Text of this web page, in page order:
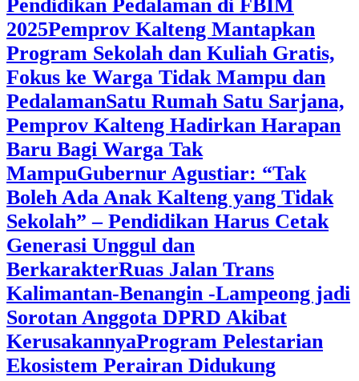
Pendidikan Pedalaman di FBIM
2025‎Pemprov Kalteng Mantapkan
Program Sekolah dan Kuliah Gratis,
Fokus ke Warga Tidak Mampu dan
Pedalaman‎Satu Rumah Satu Sarjana,
Pemprov Kalteng Hadirkan Harapan
Baru Bagi Warga Tak
Mampu‎Gubernur Agustiar: “Tak
Boleh Ada Anak Kalteng yang Tidak
Sekolah” – Pendidikan Harus Cetak
Generasi Unggul dan
BerkarakterRuas Jalan Trans
Kalimantan-Benangin -Lampeong jadi
Sorotan Anggota DPRD Akibat
KerusakannyaProgram Pelestarian
Ekosistem Perairan Didukung